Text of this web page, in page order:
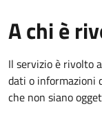
A chi è
Il servizio è rivolto
dati o informazioni
che non siano